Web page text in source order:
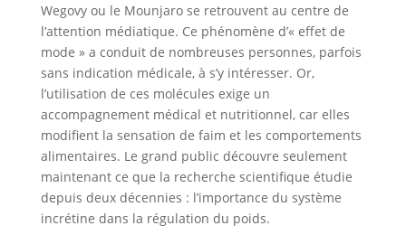
Wegovy ou le Mounjaro se retrouvent au centre de
l’attention médiatique. Ce phénomène d’« effet de
mode » a conduit de nombreuses personnes, parfois
sans indication médicale, à s’y intéresser. Or,
l’utilisation de ces molécules exige un
accompagnement médical et nutritionnel, car elles
modifient la sensation de faim et les comportements
alimentaires. Le grand public découvre seulement
maintenant ce que la recherche scientifique étudie
depuis deux décennies : l’importance du système
incrétine dans la régulation du poids.